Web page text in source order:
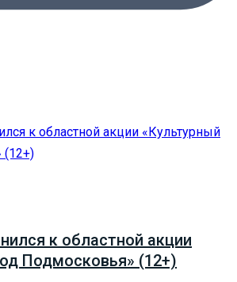
к областной акции
Подмосковья» (12+)